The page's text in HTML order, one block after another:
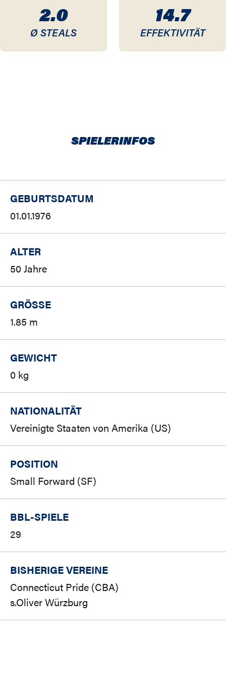
2.0
Ø STEALS
14.7
EFFEKTIVITÄT
SPIELERINFOS
GEBURTSDATUM
01.01.1976
ALTER
50 Jahre
GRÖSSE
1.85 m
GEWICHT
0 kg
NATIONALITÄT
Vereinigte Staaten von Amerika (US)
POSITION
Small Forward (SF)
BBL-SPIELE
29
BISHERIGE VEREINE
Connecticut Pride (CBA)
s.Oliver Würzburg